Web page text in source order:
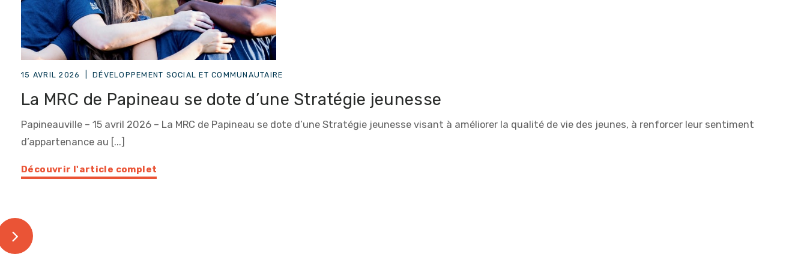
15 AVRIL 2026 DÉVELOPPEMENT SOCIAL ET COMMUNAUTAIRE
La MRC de Papineau se dote d’une Stratégie jeunesse
Papineauville – 15 avril 2026 – La MRC de Papineau se dote d’une Stratégie jeunesse visant à améliorer la qualité de vie des jeunes, à renforcer leur sentiment
d’appartenance au [...]
Découvrir l'article complet